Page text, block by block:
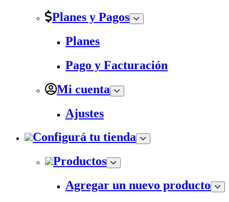
Planes y Pagos
Planes
Pago y Facturación
Mi cuenta
Ajustes
Configurá tu tienda
Productos
Agregar un nuevo producto